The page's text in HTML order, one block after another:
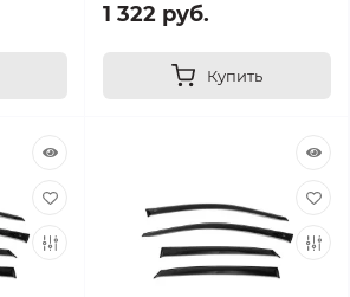
1 322 руб.
Купить